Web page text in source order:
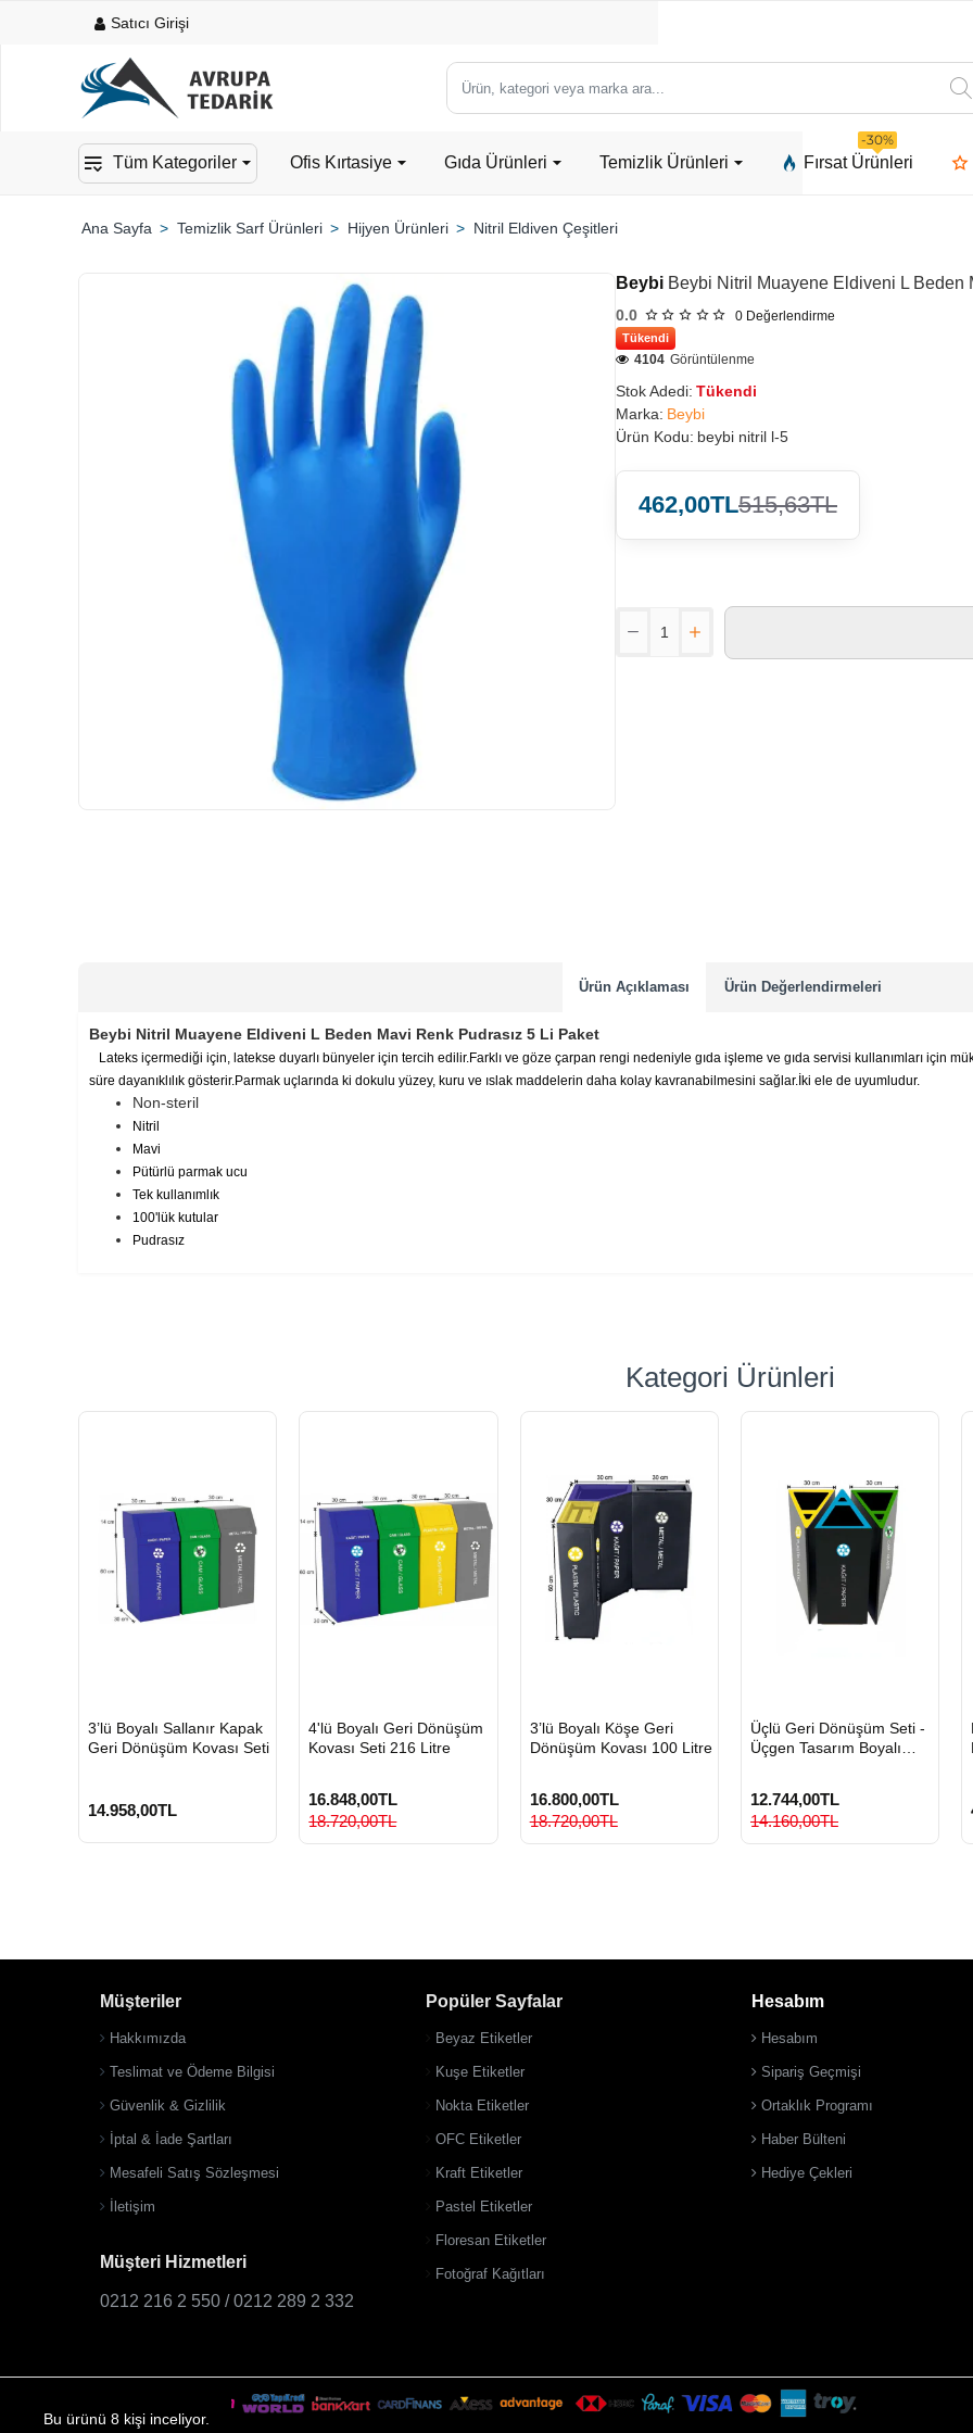
Satıcı Girişi
Ürün,
kategori
marka
Tüm Kategoriler Ofis Kırtasiye Gıda Ürünleri Temizlik Ürünleri Fırsat Ürünleri
-30%
Temizlik Sarf Ürünleri Hijyen Ürünleri Nitril Eldiven Çeşitleri
Beybi Beybi Nitril Muayene Eldiveni L Beden
0.0 0 Değerlendirme
Tükendi
Stok Adedi: Tükendi
Marka: Beybi
Ürün Kodu: beybi nitril l-5
4104 Görüntülenme
462,00TL515,63TL
Bu ürünü 8 kişi inceliyor.
Ürün Açıklaması Ürün Değerlendirmeleri
Beybi Nitril Muayene Eldiveni L Beden Mavi Renk Pudrasız 5 Li Paket
Lateks içermediği için, latekse duyarlı bünyeler için tercih edilir.Farklı ve göze çarpan rengi nedeniyle gıda işleme ve gıda servisi kullanımları için
süre dayanıklılık gösterir.Parmak uçlarında ki dokulu yüzey, kuru ve ıslak maddelerin daha kolay kavranabilmesini sağlar.İki ele de uyumludur.
Non-steril
Nitril
Mavi
Pütürlü parmak ucu
Tek kullanımlık
100'lük kutular
Pudrasız
Kategori Ürünleri
GÖNDERİ
3’lü Boyalı Sallanır Kapak
Geri Dönüşüm Kovası Seti
14.958,00TL
GÖNDERİ
4'lü Boyalı Geri Dönüşüm
Kovası Seti 216 Litre
16.848,00TL
18.720,00TL
GÖNDERİ
3’lü Boyalı Köşe Geri
Dönüşüm Kovası 100 Litre
16.800,00TL
18.720,00TL
GÖNDERİ
Üçlü Geri Dönüşüm Seti -
Üçgen Tasarım Boyalı
12.744,00TL
14.160,00TL
Müşteriler
Hakkımızda
Teslimat ve Ödeme Bilgisi
Güvenlik & Gizlilik
İptal & İade Şartları
Mesafeli Satış Sözleşmesi
İletişim
Müşteri Hizmetleri
0212 216 2 550 / 0212 289 2 332
Popüler Sayfalar
Beyaz Etiketler
Kuşe Etiketler
Nokta Etiketler
OFC Etiketler
Kraft Etiketler
Pastel Etiketler
Floresan Etiketler
Fotoğraf Kağıtları
Hesabım
Hesabım
Sipariş Geçmişi
Ortaklık Programı
Haber Bülteni
Hediye Çekleri